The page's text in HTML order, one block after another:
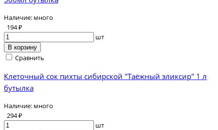
Наличие: много
194 ₽
шт
В корзину
Сравнить
Клеточный сок пихты сибирской "Таёжный эликсир" 1 л
бутылка
Наличие: много
294 ₽
шт